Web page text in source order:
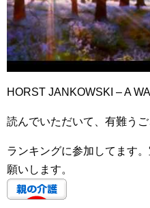
HORST JANKOWSKI – A
読んでいただいて、有難うご
ランキングに参加してます
願いします。